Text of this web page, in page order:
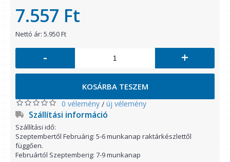
7.557 Ft
Nettó ár: 5.950 Ft
- +
KOSÁRBA TESZEM
0 vélemény / új vélemény
Szállítási információ
Szállítási idő:
Szeptembertől Februárig: 5-6 munkanap raktárkészlettől
függően.
Februártól Szeptemberig: 7-9 munkanap